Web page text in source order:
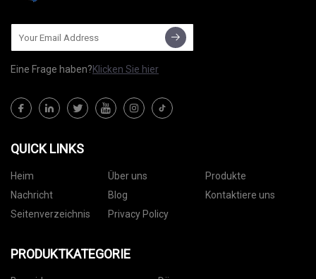
Eine Frage haben?Klicken Sie hier
QUICK LINKS
Heim Über uns
Produkte
Nachricht
Blog
Kontaktiere uns
Seitenverzeichnis
Privacy Policy
PRODUKTKATEGORIE